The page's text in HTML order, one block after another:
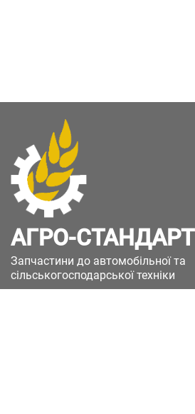
АГРО-СТАНДАРТ
Запчастини до автомобільної та
сільськогосподарської техніки